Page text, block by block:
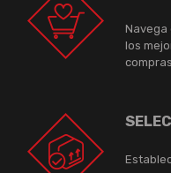
Navega
los
compras.